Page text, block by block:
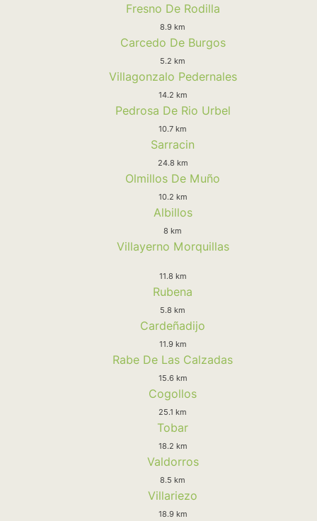
Fresno De Rodilla
8.9 km
Carcedo De Burgos
5.2 km
Villagonzalo Pedernales
14.2 km
Pedrosa De Rio Urbel
10.7 km
Sarracin
24.8 km
Olmillos De Muño
10.2 km
Albillos
8 km
Villayerno Morquillas
11.8 km
Rubena
5.8 km
Cardeñadijo
11.9 km
Rabe De Las Calzadas
15.6 km
Cogollos
25.1 km
Tobar
18.2 km
Valdorros
8.5 km
Villariezo
18.9 km